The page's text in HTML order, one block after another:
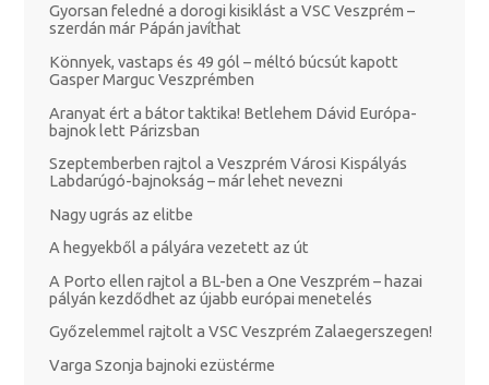
Gyorsan feledné a dorogi kisiklást a VSC Veszprém –
szerdán már Pápán javíthat
Könnyek, vastaps és 49 gól – méltó búcsút kapott
Gasper Marguc Veszprémben
Aranyat ért a bátor taktika! Betlehem Dávid Európa-
bajnok lett Párizsban
Szeptemberben rajtol a Veszprém Városi Kispályás
Labdarúgó-bajnokság – már lehet nevezni
Nagy ugrás az elitbe
A hegyekből a pályára vezetett az út
A Porto ellen rajtol a BL-ben a One Veszprém – hazai
pályán kezdődhet az újabb európai menetelés
Győzelemmel rajtolt a VSC Veszprém Zalaegerszegen!
Varga Szonja bajnoki ezüstérme